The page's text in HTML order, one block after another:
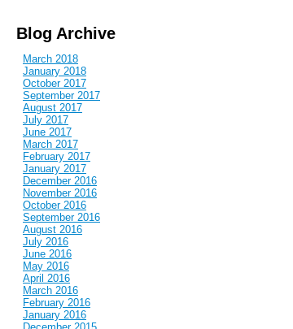
Blog Archive
March 2018
January 2018
October 2017
September 2017
August 2017
July 2017
June 2017
March 2017
February 2017
January 2017
December 2016
November 2016
October 2016
September 2016
August 2016
July 2016
June 2016
May 2016
April 2016
March 2016
February 2016
January 2016